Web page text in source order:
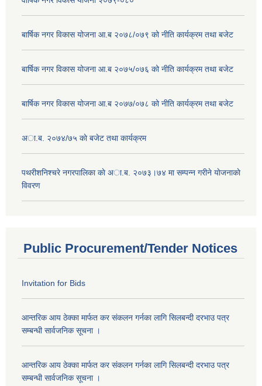
बार्षिक नगर विकास योजना आ.ब २०७८/०७९ को नीति कार्यक्रम तथा बजेट
बार्षिक नगर विकास योजना आ.ब २०७५/०७६ को नीति कार्यक्रम तथा बजेट
बार्षिक नगर विकास योजना आ.ब २०७७/०७८ को नीति कार्यक्रम तथा बजेट
अा.ब. २०७४/७५ काे बजेट तथा कार्यक्रम
पथरीशनिश्चरे नगरपालिका काे अा.ब. २०७३।७४ मा सम्पन्न गरीने याेजनाकाे
विवरण
Public Procurement/Tender Notices
Invitation for Bids
आन्तरिक आय ठेक्का मार्फत कर संकलन गर्नका लागि सिलबन्दी दरभाउ पत्र
सम्बन्धी सार्वजनिक सूचना ।
आन्तरिक आय ठेक्का मार्फत कर संकलन गर्नका लागि सिलबन्दी दरभाउ पत्र
सम्बन्धी सार्वजनिक सूचना ।